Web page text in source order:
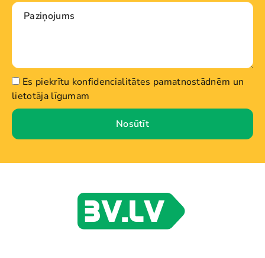
Es piekrītu konfidencialitātes pamatnostādnēm un
lietotāja līgumam
Nosūtīt